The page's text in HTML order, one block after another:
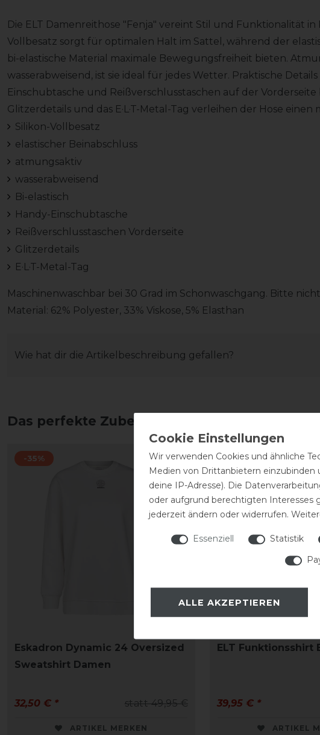
Die ELT Damenreithose "Fenja" vereint Stil und Funktionalität
Vollbesatz sorgt für optimalen Halt im Sattel, während der
bi-elastische Material maximale Bewegungsfreiheit bieten.
wasserabweisend, ist sie ideal für jedes Wetter. Praktische
Einschubtasche und Reißverschlusstaschen auf der
Glitzerdetails und das E·L·T-Metal-Tag verleihen der Hose einen
Silikon-Vollbesatz
elastischer Beinabschluss
atmungsaktiv
wasserabweisend
Bi-elastisch
Handy-Einschubtasche
Reißverschlusstaschen Vorderseite
Glitzerdetails
E·L·T-Metal-Tag
Maschinenwaschbar bei 30 Grad im Schonwaschgang. Bitte
Material: 62% Polyester, 33% Viskose, 5% Elasthan
Wie hat dir die Artikelbeschreibung gefallen?
Das perfekte Zubehör für dich
-35%
Eskadron Dynamic 24 Oversized
Sweatshirt Damen
statt 49,95 €
32,50 € *
ARTIKEL MERKEN
ELT Funktionsshirt
39,95 € *
ARTIKEL
Wir verwenden Cookies und ähnliche
Medien von Drittanbietern einzubinden
deine IP-Adresse). Die
oder aufgrund berechtigten Interesses
jederzeit ändern oder widerrufen.
Essenziell Statistik
ALLE AKZEPTIEREN